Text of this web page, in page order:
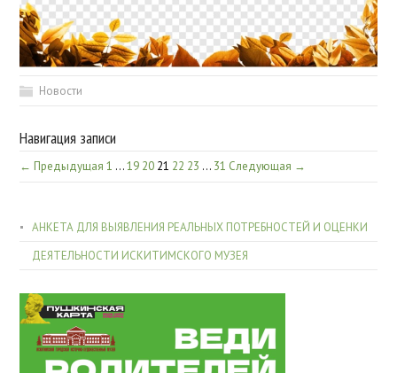
Новости
Навигация записи
← Предыдущая 1 …19 20 21 22 23 … 31 Следующая →
АНКЕТА ДЛЯ ВЫЯВЛЕНИЯ РЕАЛЬНЫХ ПОТРЕБНОСТЕЙ И ОЦЕНКИ
ДЕЯТЕЛЬНОСТИ ИСКИТИМСКОГО МУЗЕЯ